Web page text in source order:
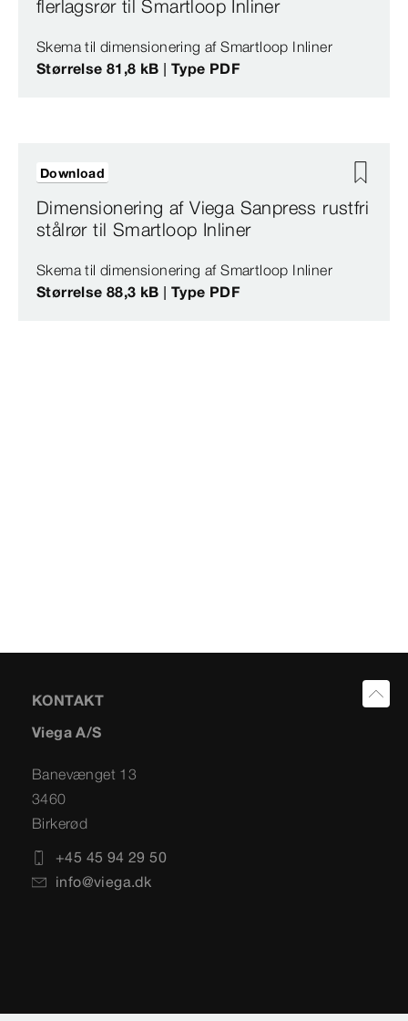
flerlagsrør til Smartloop Inliner
Skema til dimensionering af Smartloop Inliner
Størrelse 81,8 kB | Type PDF
Dimensionering af Viega Sanpress rustfri
stålrør til Smartloop Inliner
Skema til dimensionering af Smartloop Inliner
Størrelse 88,3 kB | Type PDF
Download
KONTAKT
Viega A/S
Banevænget 13
3460
Birkerød
+45 45 94 29 50
info@viega.dk